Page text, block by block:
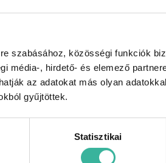
szabásához, közösségi funkciók
média-, hirdető- és elemező
az adatokat más olyan
gyűjtöttek.
Statisztikai